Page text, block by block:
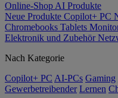
Online-Shop AI Produkte
Neue Produkte Copilot+ PC
Chromebooks Tablets
Elektronik und Zubehör
Nach Kategorie
Copilot+ PC AI-PCs Gaming
Gewerbetreibender Lernen